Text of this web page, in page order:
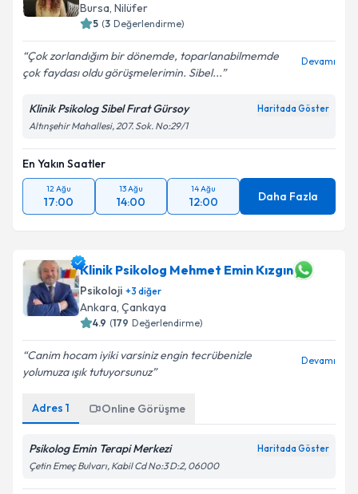
Bursa, Nilüfer
5 (3 Değerlendirme)
Çok zorlandığım bir dönemde, toparlanabilmemde
çok faydası oldu görüşmelerimin. Sibel...
Devamı
Klinik Psikolog Sibel Fırat Gürsoy Haritada Göster
Altınşehir Mahallesi, 207. Sok. No:29/1
En Yakın Saatler
12 Ağu
17:00
13 Ağu
14:00
14 Ağu
12:00 Daha Fazla
Klinik Psikolog Mehmet Emin Kızgın
Psikoloji +3 diğer
Ankara, Çankaya
4.9 (179 Değerlendirme)
Canim hocam iyiki varsiniz engin tecrübenizle
yolumuza ışık tutuyorsunuz
Devamı
Adres 1 Online Görüşme
Psikolog Emin Terapi Merkezi Haritada Göster
Çetin Emeç Bulvarı, Kabil Cd No:3 D:2, 06000